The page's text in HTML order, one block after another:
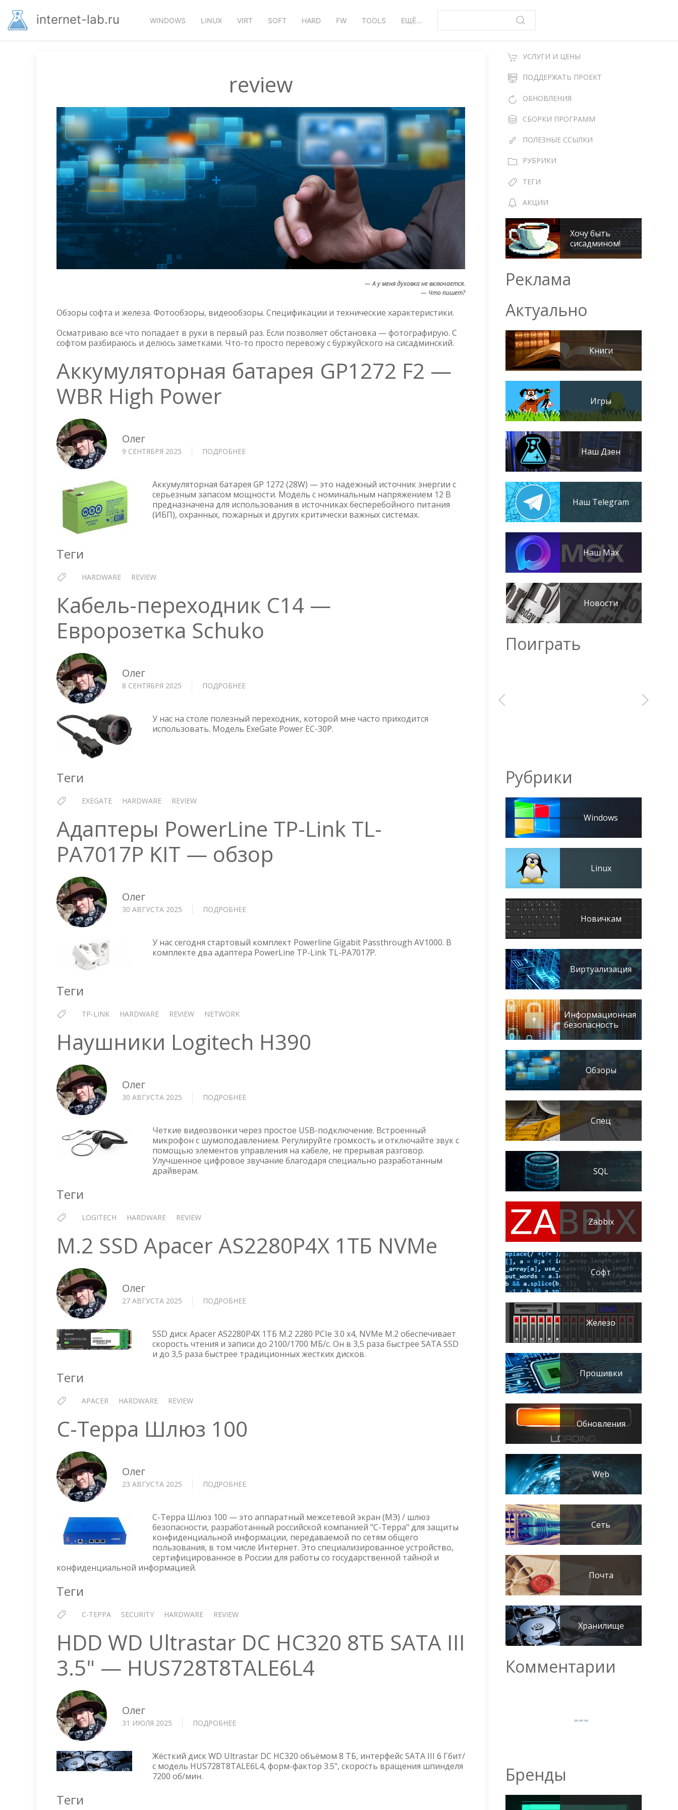
основномуinternet-lab.ru WINDOWS LINUX VIRT SOFT HARD FW TOOLS ЕЩЁ…
review
— А у меня духовка не включается.
— Что пишет?
Обзоры софта и железа. Фотообзоры, видеообзоры. Спецификации и технические характеристики.
Осматриваю всё что попадает в руки в первый раз. Если позволяет обстановка — фотографирую. С
софтом разбираюсь и делюсь заметками. Что-то просто перевожу с буржуйского на сисадминский.
Аккумуляторная батарея GP1272 F2 —
WBR High Power
Олег
9 СЕНТЯБРЯ 2025 ПОДРОБНЕЕ
GP1272
F2
—
WBR
Аккумуляторная батарея GP 1272 (28W) — это надежный источник энергии с
серьезным запасом мощности. Модель с номинальным напряжением 12 В
предназначена для использования в источниках бесперебойного питания
(ИБП), охранных, пожарных и других критически важных системах.
Теги
HARDWARE REVIEW
Кабель-переходник C14 —
Евророзетка Schuko
Олег
8 СЕНТЯБРЯ 2025 ПОДРОБНЕЕ
C14
—
У нас на столе полезный переходник, которой мне часто приходится
использовать. Модель ExeGate Power EC-30P.
Теги
EXEGATE HARDWARE REVIEW
Адаптеры PowerLine TP-Link TL-
PA7017P KIT — обзор
Олег
30 АВГУСТА 2025 ПОДРОБНЕЕ
TP-
LINK
У нас сегодня стартовый комплект Powerline Gigabit Passthrough AV1000. В
комплекте два адаптера PowerLine TP-Link TL-PA7017P.
Теги
TP-LINK HARDWARE REVIEW NETWORK
Наушники Logitech H390
Олег
30 АВГУСТА 2025 ПОДРОБНЕЕ
H390
Четкие видеозвонки через простое USB-подключение. Встроенный
микрофон с шумоподавлением. Регулируйте громкость и отключайте звук с
помощью элементов управления на кабеле, не прерывая разговор.
Улучшенное цифровое звучание благодаря специально разработанным
драйверам.
Теги
LOGITECH HARDWARE REVIEW
M.2 SSD Apacer AS2280P4X 1ТБ NVMe
Олег
27 АВГУСТА 2025 ПОДРОБНЕЕ
APACER
AS2280P4X
1ТБ
SSD диск Apacer AS2280P4X 1ТБ M.2 2280 PCIe 3.0 x4, NVMe M.2 обеспечивает
скорость чтения и записи до 2100/1700 МБ/с. Он в 3,5 раза быстрее SATA SSD
и до 3,5 раза быстрее традиционных жестких дисков.
Теги
APACER HARDWARE REVIEW
С-Терра Шлюз 100
Олег
23 АВГУСТА 2025 ПОДРОБНЕЕ
ШЛЮЗ
100
С-Терра Шлюз 100 — это аппаратный межсетевой экран (МЭ) / шлюз
безопасности, разработанный российской компанией "С-Терра" для защиты
конфиденциальной информации, передаваемой по сетям общего
пользования, в том числе Интернет. Это специализированное устройство,
сертифицированное в России для работы со государственной тайной и
конфиденциальной информацией.
Теги
С-ТЕРРА SECURITY HARDWARE REVIEW
HDD WD Ultrastar DC HC320 8ТБ SATA III
3.5" — HUS728T8TALE6L4
Олег
31 ИЮЛЯ 2025 ПОДРОБНЕЕ
ULTRASTAR
DC
Жёсткий диск WD Ultrastar DC HC320 объёмом 8 ТБ, интерфейс SATA III 6 Гбит/
с модель HUS728T8TALE6L4, форм-фактор 3.5", скорость вращения шпинделя
7200 об/мин.
Теги
УСЛУГИ И ЦЕНЫ
ПОДДЕРЖАТЬ ПРОЕКТ
ОБНОВЛЕНИЯ
СБОРКИ ПРОГРАММ
ПОЛЕЗНЫЕ ССЫЛКИ
РУБРИКИ
ТЕГИ
АКЦИИ
Хочу быть
сисадмином!
Реклама
Актуально
Книги
Игры
Наш Дзен
Наш Telegram
Наш Max
Новости
Поиграть
Рубрики
Windows
Linux
Новичкам
Виртуализация
Информационная
безопасность
Обзоры
Спец
SQL
Zabbix
Софт
Железо
Прошивки
Обновления
Web
Сеть
Почта
Хранилище
Комментарии
Бренды